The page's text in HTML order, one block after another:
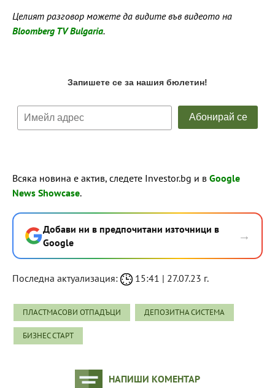
Целият разговор можете да видите във видеото на
Bloomberg TV Bulgaria.
Всяка новина е актив, следете Investor.bg и в Google
News Showcase.
Добави ни в предпочитани източници в
Google
→
Последна актуализация: 15:41 | 27.07.23 г.
ПЛАСТМАСОВИ ОТПАДЪЦИ ДЕПОЗИТНА СИСТЕМА
БИЗНЕС СТАРТ
НАПИШИ КОМЕНТАР